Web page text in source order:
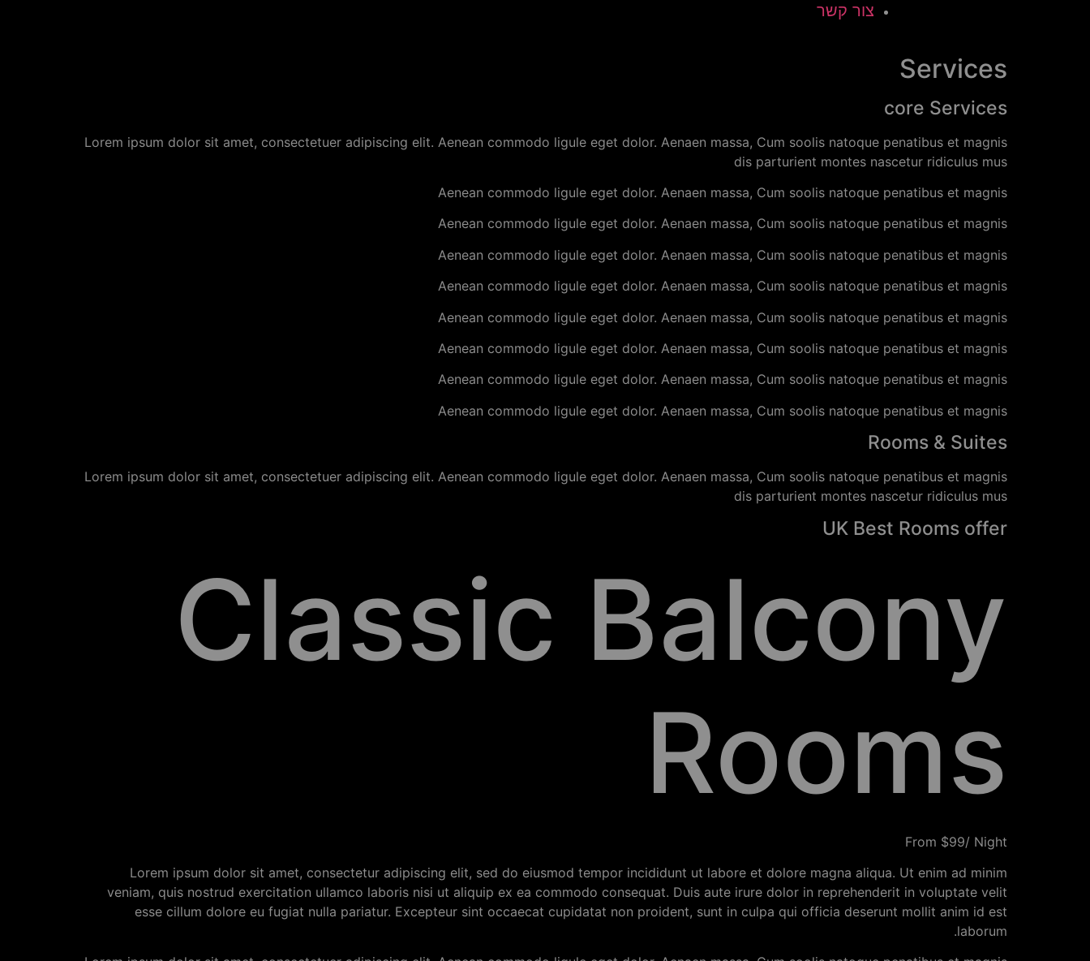
צור קשר
Services
core Services
Lorem ipsum dolor sit amet, consectetuer adipiscing elit. Aenean commodo ligule eget dolor. Aenaen massa, Cum soolis natoque penatibus et magnis
dis parturient montes nascetur ridiculus mus
Aenean commodo ligule eget dolor. Aenaen massa, Cum soolis natoque penatibus et magnis
Aenean commodo ligule eget dolor. Aenaen massa, Cum soolis natoque penatibus et magnis
Aenean commodo ligule eget dolor. Aenaen massa, Cum soolis natoque penatibus et magnis
Aenean commodo ligule eget dolor. Aenaen massa, Cum soolis natoque penatibus et magnis
Aenean commodo ligule eget dolor. Aenaen massa, Cum soolis natoque penatibus et magnis
Aenean commodo ligule eget dolor. Aenaen massa, Cum soolis natoque penatibus et magnis
Aenean commodo ligule eget dolor. Aenaen massa, Cum soolis natoque penatibus et magnis
Aenean commodo ligule eget dolor. Aenaen massa, Cum soolis natoque penatibus et magnis
Rooms & Suites
Lorem ipsum dolor sit amet, consectetuer adipiscing elit. Aenean commodo ligule eget dolor. Aenaen massa, Cum soolis natoque penatibus et magnis
dis parturient montes nascetur ridiculus mus
UK Best Rooms offer
Classic Balcony
Rooms
From $99/ Night
Lorem ipsum dolor sit amet, consectetur adipiscing elit, sed do eiusmod tempor incididunt ut labore et dolore magna aliqua. Ut enim ad minim
veniam, quis nostrud exercitation ullamco laboris nisi ut aliquip ex ea commodo consequat. Duis aute irure dolor in reprehenderit in voluptate velit
esse cillum dolore eu fugiat nulla pariatur. Excepteur sint occaecat cupidatat non proident, sunt in culpa qui officia deserunt mollit anim id est
laborum.